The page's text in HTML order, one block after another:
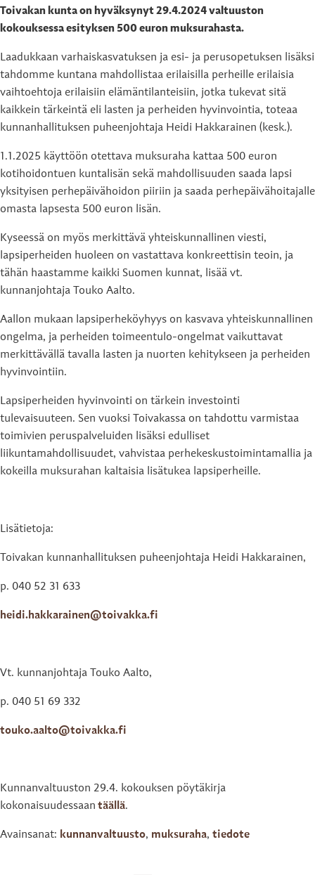
Toivakan kunta on hyväksynyt 29.4.2024 valtuuston
kokouksessa esityksen 500 euron muksurahasta.
Laadukkaan varhaiskasvatuksen ja esi- ja perusopetuksen lisäksi
tahdomme kuntana mahdollistaa erilaisilla perheille erilaisia
vaihtoehtoja erilaisiin elämäntilanteisiin, jotka tukevat sitä
kaikkein tärkeintä eli lasten ja perheiden hyvinvointia, toteaa
kunnanhallituksen puheenjohtaja Heidi Hakkarainen (kesk.).
1.1.2025 käyttöön otettava muksuraha kattaa 500 euron
kotihoidontuen kuntalisän sekä mahdollisuuden saada lapsi
yksityisen perhepäivähoidon piiriin ja saada perhepäivähoitajalle
omasta lapsesta 500 euron lisän.
Kyseessä on myös merkittävä yhteiskunnallinen viesti,
lapsiperheiden huoleen on vastattava konkreettisin teoin, ja
tähän haastamme kaikki Suomen kunnat, lisää vt.
kunnanjohtaja Touko Aalto.
Aallon mukaan lapsiperheköyhyys on kasvava yhteiskunnallinen
ongelma, ja perheiden toimeentulo-ongelmat vaikuttavat
merkittävällä tavalla lasten ja nuorten kehitykseen ja perheiden
hyvinvointiin.
Lapsiperheiden hyvinvointi on tärkein investointi
tulevaisuuteen. Sen vuoksi Toivakassa on tahdottu varmistaa
toimivien peruspalveluiden lisäksi edulliset
liikuntamahdollisuudet, vahvistaa perhekeskustoimintamallia ja
kokeilla muksurahan kaltaisia lisätukea lapsiperheille.
Lisätietoja:
Toivakan kunnanhallituksen puheenjohtaja Heidi Hakkarainen,
p. 040 52 31 633
heidi.hakkarainen@toivakka.fi
Vt. kunnanjohtaja Touko Aalto,
p. 040 51 69 332
touko.aalto@toivakka.fi
Kunnanvaltuuston 29.4. kokouksen pöytäkirja
kokonaisuudessaan täällä.
Avainsanat: kunnanvaltuusto, muksuraha, tiedote